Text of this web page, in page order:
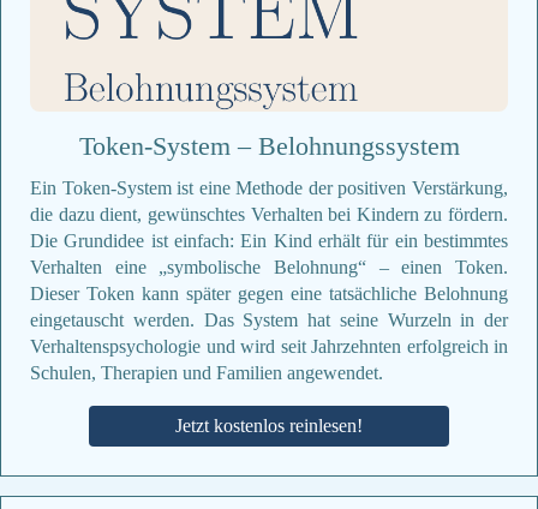
Token-System – Belohnungssystem
Ein Token-System ist eine Methode der positiven Verstärkung,
die dazu dient, gewünschtes Verhalten bei Kindern zu fördern.
Die Grundidee ist einfach: Ein Kind erhält für ein bestimmtes
Verhalten eine „symbolische Belohnung“ – einen Token.
Dieser Token kann später gegen eine tatsächliche Belohnung
eingetauscht werden. Das System hat seine Wurzeln in der
Verhaltenspsychologie und wird seit Jahrzehnten erfolgreich in
Schulen, Therapien und Familien angewendet.
Jetzt kostenlos reinlesen!